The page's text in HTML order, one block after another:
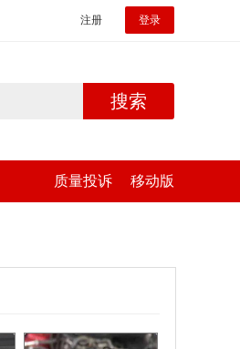
注册 登录
搜索
质量投诉 移动版